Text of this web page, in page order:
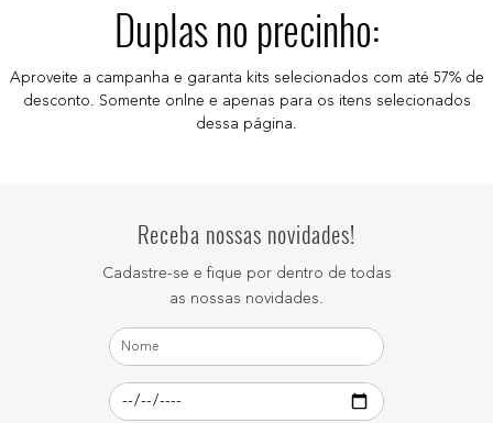
Duplas no precinho:
Aproveite a campanha e garanta kits selecionados com até 57% de
desconto. Somente onlne e apenas para os itens selecionados
dessa página.
Receba nossas novidades!
Cadastre-se e fique por dentro de todas
as nossas novidades.